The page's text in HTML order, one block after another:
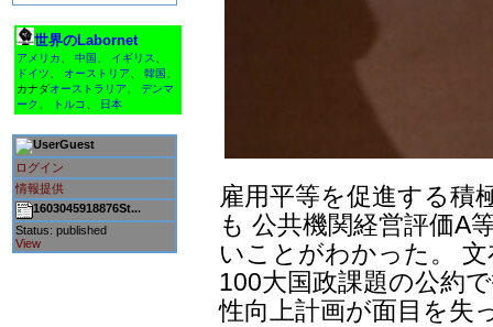
世界のLabornet
アメリカ 中国 イギリス
ドイツ
オーストリア 韓国
カナダオーストラリア
デンマ
ーク
トルコ 日本
Guest
ログイン
情報提供
1603045918876St...
Status: published
View
雇用平等を促進する積
も 公共機関経営評価A
いことがわかった。
100大国政課題の公約
性向上計画が面目を失